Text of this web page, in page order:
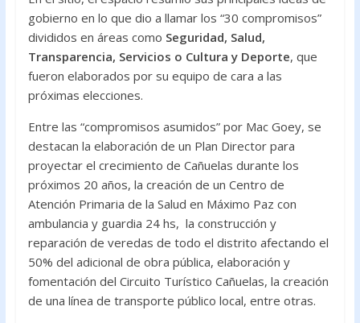
gobierno en lo que dio a llamar los “30 compromisos”
divididos en áreas como Seguridad, Salud,
Transparencia, Servicios o Cultura y Deporte, que
fueron elaborados por su equipo de cara a las
próximas elecciones.
Entre las “compromisos asumidos” por Mac Goey, se
destacan la elaboración de un Plan Director para
proyectar el crecimiento de Cañuelas durante los
próximos 20 años, la creación de un Centro de
Atención Primaria de la Salud en Máximo Paz con
ambulancia y guardia 24 hs, la construcción y
reparación de veredas de todo el distrito afectando el
50% del adicional de obra pública, elaboración y
fomentación del Circuito Turístico Cañuelas, la creación
de una línea de transporte público local, entre otras.